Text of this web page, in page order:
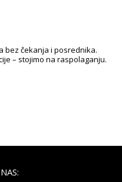
bez čekanja i posrednika.
– stojimo na raspolaganju.